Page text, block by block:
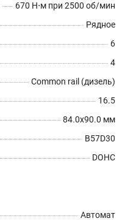
670 Н⋅м при 2500 об/мин
Рядное
6
4
Common rail (дизель)
16.5
84.0x90.0 мм
B57D30
DOHC
Автомат